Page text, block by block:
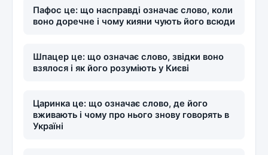
Пафос це: що насправді означає слово, коли
воно доречне і чому кияни чують його всюди
Шпацер це: що означає слово, звідки воно
взялося і як його розуміють у Києві
Царинка це: що означає слово, де його
вживають і чому про нього знову говорять в
Україні